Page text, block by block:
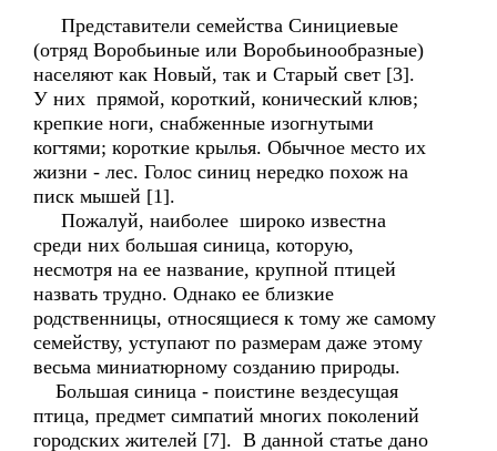
Представители семейства Синициевые
(отряд Воробьиные или Воробьинообразные)
населяют как Новый, так и Старый свет [3].
У них прямой, короткий, конический клюв;
крепкие ноги, снабженные изогнутыми
когтями; короткие крылья. Обычное место их
жизни - лес. Голос синиц нередко похож на
писк мышей [1].
Пожалуй, наиболее широко известна
среди них большая синица, которую,
несмотря на ее название, крупной птицей
назвать трудно. Однако ее близкие
родственницы, относящиеся к тому же самому
семейству, уступают по размерам даже этому
весьма миниатюрному созданию природы.
Большая синица - поистине вездесущая
птица, предмет симпатий многих поколений
городских жителей [7]. В данной статье дано